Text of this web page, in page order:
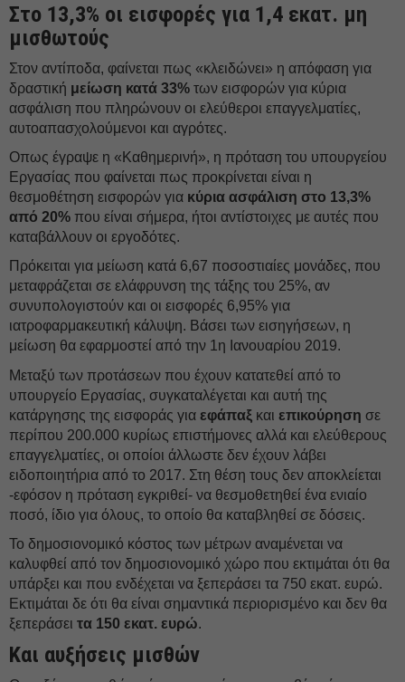
Στο 13,3% οι εισφορές για 1,4 εκατ. μη
μισθωτούς
Στον αντίποδα, φαίνεται πως «κλειδώνει» η απόφαση για
δραστική μείωση κατά 33% των εισφορών για κύρια
ασφάλιση που πληρώνουν οι ελεύθεροι επαγγελματίες,
αυτοαπασχολούμενοι και αγρότες.
Οπως έγραψε η «Καθημερινή», η πρόταση του υπουργείου
Εργασίας που φαίνεται πως προκρίνεται είναι η
θεσμοθέτηση εισφορών για κύρια ασφάλιση στο 13,3%
από 20% που είναι σήμερα, ήτοι αντίστοιχες με αυτές που
καταβάλλουν οι εργοδότες.
Πρόκειται για μείωση κατά 6,67 ποσοστιαίες μονάδες, που
μεταφράζεται σε ελάφρυνση της τάξης του 25%, αν
συνυπολογιστούν και οι εισφορές 6,95% για
ιατροφαρμακευτική κάλυψη. Βάσει των εισηγήσεων, η
μείωση θα εφαρμοστεί από την 1η Ιανουαρίου 2019.
Μεταξύ των προτάσεων που έχουν κατατεθεί από το
υπουργείο Εργασίας, συγκαταλέγεται και αυτή της
κατάργησης της εισφοράς για εφάπαξ και επικούρηση σε
περίπου 200.000 κυρίως επιστήμονες αλλά και ελεύθερους
επαγγελματίες, οι οποίοι άλλωστε δεν έχουν λάβει
ειδοποιητήρια από το 2017. Στη θέση τους δεν αποκλείεται
-εφόσον η πρόταση εγκριθεί- να θεσμοθετηθεί ένα ενιαίο
ποσό, ίδιο για όλους, το οποίο θα καταβληθεί σε δόσεις.
Το δημοσιονομικό κόστος των μέτρων αναμένεται να
καλυφθεί από τον δημοσιονομικό χώρο που εκτιμάται ότι θα
υπάρξει και που ενδέχεται να ξεπεράσει τα 750 εκατ. ευρώ.
Εκτιμάται δε ότι θα είναι σημαντικά περιορισμένο και δεν θα
ξεπεράσει τα 150 εκατ. ευρώ.
Και αυξήσεις μισθών